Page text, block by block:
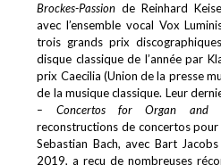
Brockes-Passion de Reinhard
avec l’ensemble vocal Vox
trois grands prix
disque classique de l’année par
prix Caecilia (Union de la presse
de la musique classique. Leur
– Concertos for Organ and
reconstructions de concertos
Sebastian Bach, avec Bart
2019, a reçu de nombreuses